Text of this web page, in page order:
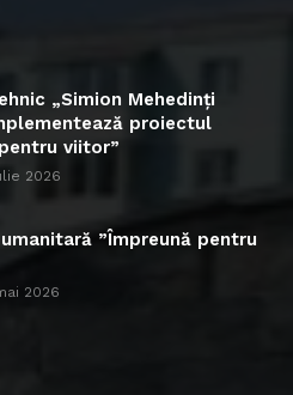
„Simion Mehedinți
proiectul
viitor”
2026
”Împreună pentru
2026